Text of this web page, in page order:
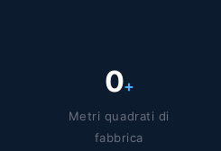
0+
Metri quadrati di
fabbrica